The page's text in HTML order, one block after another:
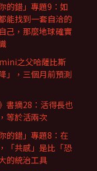
的錯」專題9：如
能找到一套自洽的
己，那麼地球確實
之父哈薩比斯
」，三個月前預測
書摘28：活得長也
等於活兩次
的錯」專題8：在
「共感」是比「恐
的統治工具